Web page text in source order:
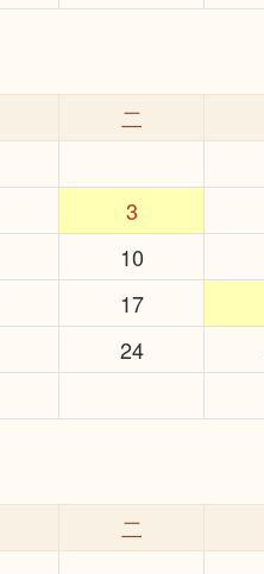
二
3
10
17
24
二